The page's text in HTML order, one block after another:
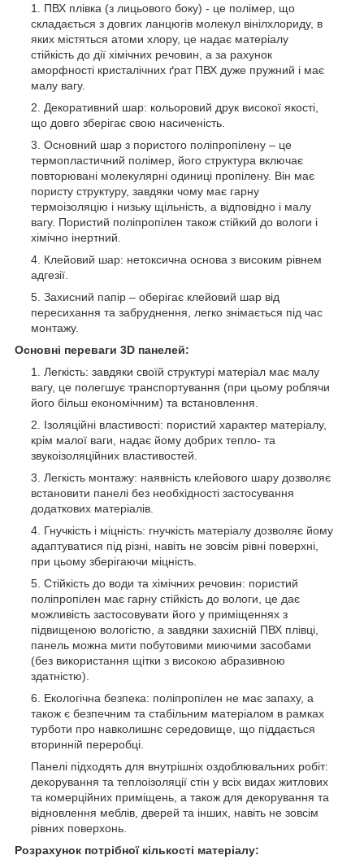
ПВХ плівка (з лицьового боку) - це полімер, що
складається з довгих ланцюгів молекул вінілхлориду, в
яких містяться атоми хлору, це надає матеріалу
стійкість до дії хімічних речовин, а за рахунок
аморфності кристалічних ґрат ПВХ дуже пружний і має
малу вагу.
Декоративний шар: кольоровий друк високої якості,
що довго зберігає свою насиченість.
Основний шар з пористого поліпропілену – це
термопластичний полімер, його структура включає
повторювані молекулярні одиниці пропілену. Він має
пористу структуру, завдяки чому має гарну
термоізоляцію і низьку щільність, а відповідно і малу
вагу. Пористий поліпропілен також стійкий до вологи і
хімічно інертний.
Клейовий шар: нетоксична основа з високим рівнем
адгезії.
Захисний папір – оберігає клейовий шар від
пересихання та забруднення, легко знімається під час
монтажу.
Основні переваги 3D панелей:
Легкість: завдяки своїй структурі матеріал має малу
вагу, це полегшує транспортування (при цьому роблячи
його більш економічним) та встановлення.
Ізоляційні властивості: пористий характер матеріалу,
крім малої ваги, надає йому добрих тепло- та
звукоізоляційних властивостей.
Легкість монтажу: наявність клейового шару дозволяє
встановити панелі без необхідності застосування
додаткових матеріалів.
Гнучкість і міцність: гнучкість матеріалу дозволяє йому
адаптуватися під різні, навіть не зовсім рівні поверхні,
при цьому зберігаючи міцність.
Стійкість до води та хімічних речовин: пористий
поліпропілен має гарну стійкість до вологи, це дає
можливість застосовувати його у приміщеннях з
підвищеною вологістю, а завдяки захисній ПВХ плівці,
панель можна мити побутовими миючими засобами
(без використання щітки з високою абразивною
здатністю).
Екологічна безпека: поліпропілен не має запаху, а
також є безпечним та стабільним матеріалом в рамках
турботи про навколишнє середовище, що піддається
вторинній переробці.
Панелі підходять для внутрішніх оздоблювальних робіт:
декорування та теплоізоляції стін у всіх видах житлових
та комерційних приміщень, а також для декорування та
відновлення меблів, дверей та інших, навіть не зовсім
рівних поверхонь.
Розрахунок потрібної кількості матеріалу: